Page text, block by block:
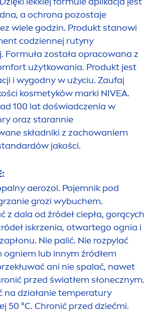
a ochrona pozostaje
wiele godzin. Produkt stanowi
t codziennej rutyny
Formuła została opracowana z
użytkowania. Produkt jest
i wygodny w użyciu. Zaufaj
kosmetyków marki NIVEA.
100 lat doświadczenia w
oraz starannie
składniki z zachowaniem
jakości.
aerozol. Pojemnik pod
grozi wybuchem.
z dala od źródeł ciepła, gorących
iskrzenia, otwartego ognia i
Nie palić. Nie rozpylać
lub innym źródłem
ani nie spalać, nawet
przed światłem słonecznym.
na działanie temperatury
50 °C. Chronić przed dziećmi.